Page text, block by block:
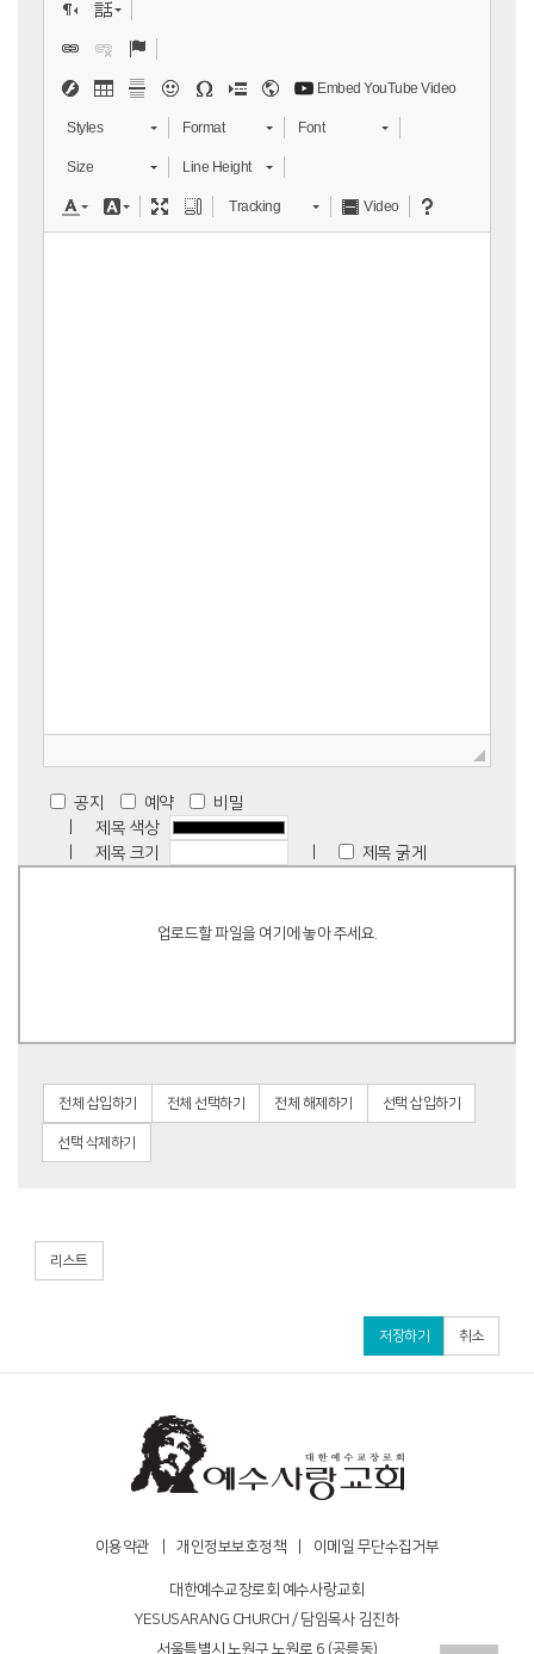
Embed YouTube Video
Styles Format Font
Size Line Height
Tracking Video
공지 예약
비밀
제목 색상
제목 크기
제목 굵게
업로드할 파일을 여기에 놓아 주세요.
전체 삽입하기 전체 선택하기 전체 해제하기 선택 삽입하기
선택 삭제하기
리스트
저장하기 취소
이용약관 개인정보보호정책 이메일 무단수집거부
대한예수교장로회 예수사랑교회
YESUSARANG CHURCH / 담임목사 김진하
서울특별시 노원구 노원로 6 (공릉동)